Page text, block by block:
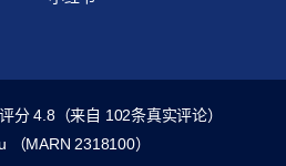
分 4.8（来自 102条真实评论）
（MARN 2318100）